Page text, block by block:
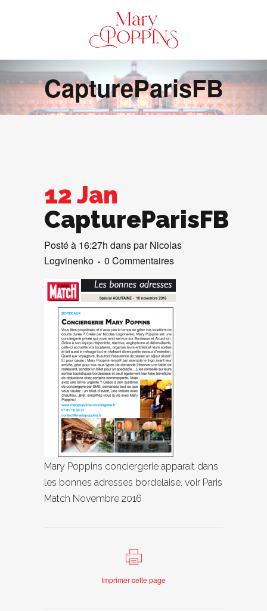
CaptureParisFB
12 Jan
CaptureParisFB
Posté à 16:27h dansparNicolas
Logvinenko
0 Commentaires
Mary Poppins conciergerie apparait dans
les bonnes adresses bordelaise. voir Paris
Match Novembre 2016
Imprimer cette page